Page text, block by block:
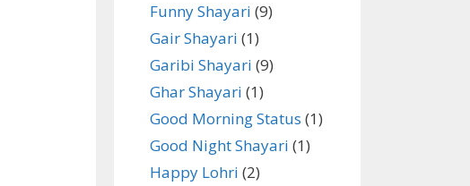
Funny Shayari (9)
Gair Shayari (1)
Garibi Shayari (9)
Ghar Shayari (1)
Good Morning Status (1)
Good Night Shayari (1)
Happy Lohri (2)